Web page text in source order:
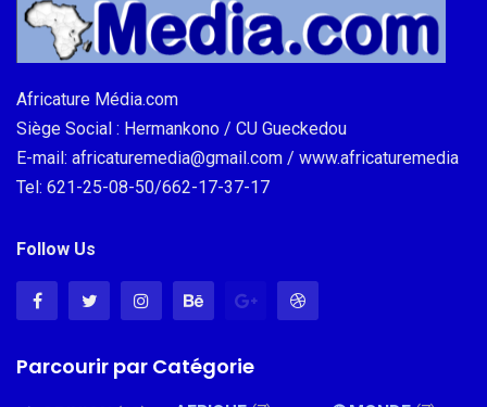
Africature Média.com
Siège Social : Hermankono / CU Gueckedou
E-mail: africaturemedia@gmail.com / www.africaturemedia
Tel: 621-25-08-50/662-17-37-17
Follow Us
Parcourir par Catégorie